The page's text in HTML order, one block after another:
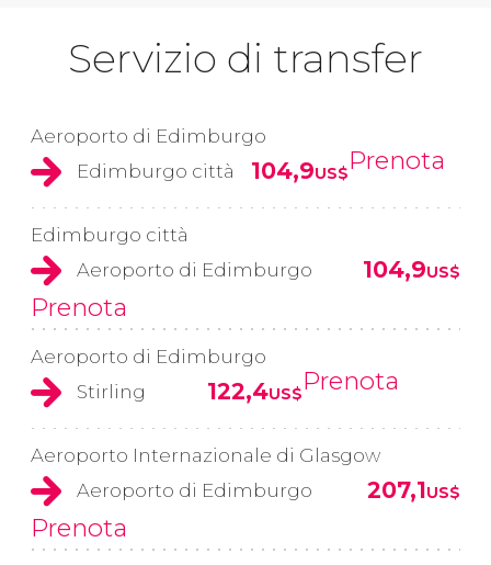
Servizio di transfer
Aeroporto di Edimburgo
Edimburgo città
104,9US$Prenota
Edimburgo città
Aeroporto di Edimburgo
104,9US$
Prenota
Aeroporto di Edimburgo
Stirling
122,4US$Prenota
Aeroporto Internazionale di Glasgow
Aeroporto di Edimburgo
207,1US$
Prenota